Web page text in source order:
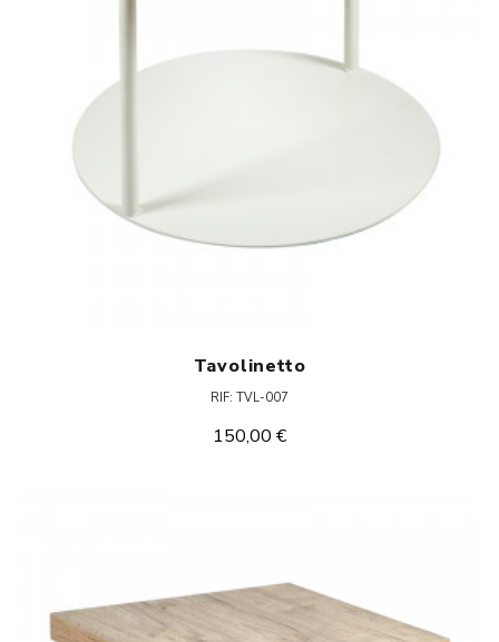
Tavolinetto
RIF: TVL-007
150,00 €